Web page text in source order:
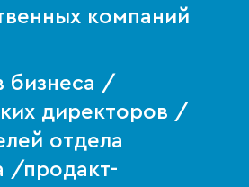
компаний
бизнеса /
директоров /
отдела
/продакт-